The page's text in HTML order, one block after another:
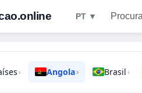
PT ▼
› Angola› Brasil ›